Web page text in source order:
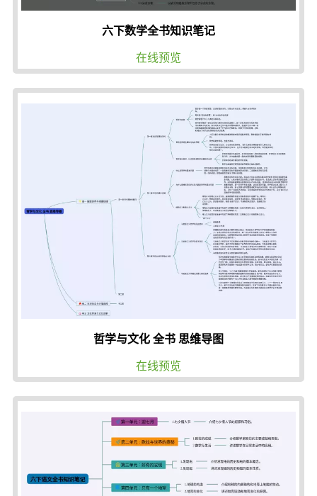
六下数学全书知识笔记
在线预览
哲学与文化 全书 思维导图
在线预览